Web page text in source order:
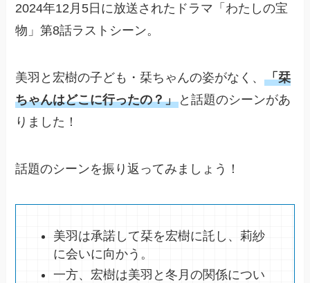
2024年12月5日に放送されたドラマ「わたしの宝
物」第8話ラストシーン。
美羽と宏樹の子ども・栞ちゃんの姿がなく、「栞
ちゃんはどこに行ったの？」 と話題のシーンがあ
りました！
話題のシーンを振り返ってみましょう！
美羽は承諾して栞を宏樹に託し、莉紗
に会いに向かう。
一方、宏樹は美羽と冬月の関係につい